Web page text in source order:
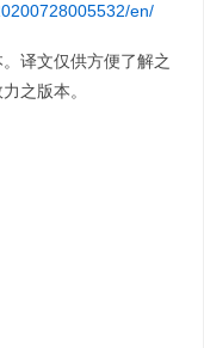
en/
译文仅供方便了解之
之版本。